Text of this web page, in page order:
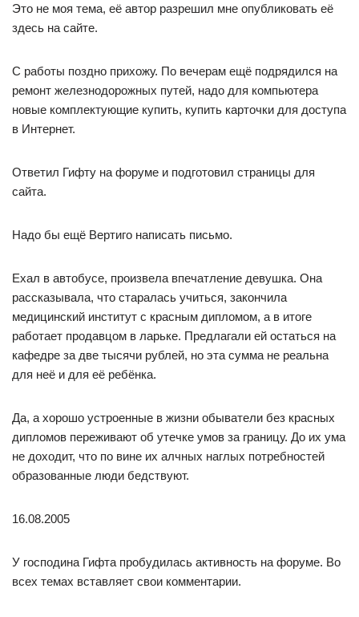
Это не моя тема, её автор разрешил мне опубликовать её
здесь на сайте.
С работы поздно прихожу. По вечерам ещё подрядился на
ремонт железнодорожных путей, надо для компьютера
новые комплектующие купить, купить карточки для доступа
в Интернет.
Ответил Гифту на форуме и подготовил страницы для
сайта.
Надо бы ещё Вертиго написать письмо.
Ехал в автобусе, произвела впечатление девушка. Она
рассказывала, что старалась учиться, закончила
медицинский институт с красным дипломом, а в итоге
работает продавцом в ларьке. Предлагали ей остаться на
кафедре за две тысячи рублей, но эта сумма не реальна
для неё и для её ребёнка.
Да, а хорошо устроенные в жизни обыватели без красных
дипломов переживают об утечке умов за границу. До их ума
не доходит, что по вине их алчных наглых потребностей
образованные люди бедствуют.
16.08.2005
У господина Гифта пробудилась активность на форуме. Во
всех темах вставляет свои комментарии.